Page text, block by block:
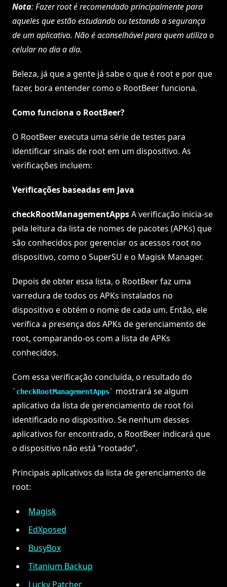
Nota: Fazer root é recomendado principalmente para
aqueles que estão estudando ou testando a segurança
de um aplicativo. Não é aconselhável para quem utiliza o
celular no dia a dia.
Beleza, já que a gente já sabe o que é root e por que
fazer, bora entender como o RootBeer funciona.
Como funciona o RootBeer?
O RootBeer executa uma série de testes para
identificar sinais de root em um dispositivo. As
verificações incluem:
Verificações baseadas em Java
checkRootManagementAppsA verificação inicia-se
pela leitura da lista de nomes de pacotes (APKs) que
são conhecidos por gerenciar os acessos root no
dispositivo, como o SuperSU e o Magisk Manager.
Depois de obter essa lista, o RootBeer faz uma
varredura de todos os APKs instalados no
dispositivo e obtém o nome de cada um. Então, ele
verifica a presença dos APKs de gerenciamento de
root, comparando-os com a lista de APKs
conhecidos.
Com essa verificação concluída, o resultado do
checkRootManagementApps
mostrará se algum
aplicativo da lista de gerenciamento de root foi
identificado no dispositivo. Se nenhum desses
aplicativos for encontrado, o RootBeer indicará que
o dispositivo não está “rootado”.
Principais aplicativos da lista de gerenciamento de
root:
Magisk
EdXposed
BusyBox
Titanium Backup
Lucky Patcher